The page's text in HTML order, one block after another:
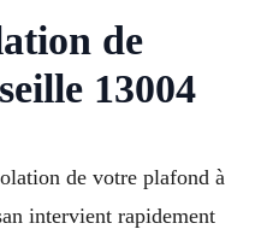
de
13004
de votre plafond à
intervient rapidement